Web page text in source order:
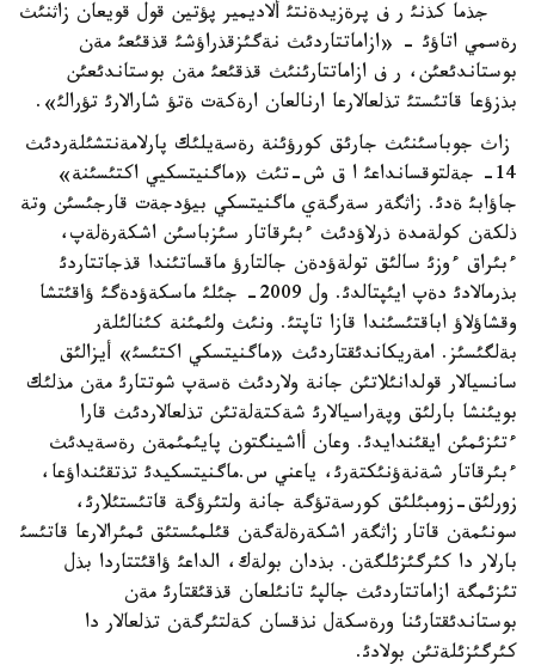
جذما كذنئ ر ف پرةزيدةنتئ ألاديمير پؤتين قول قويعان زاثنئث
رةسمي اتاؤئ - «ازاماتتاردئث نةگئزقذراؤشئ قذقئعئ مةن
بوستاندئعئن، ر ف ازاماتتارئنئث قذقئعئ مةن بوستاندئعئن
بذزؤعا قاتئستئ تذلعالارعا ارنالعان ارةكةت ةتؤ شارالارئ تؤرالئ».
زاث جوباسئنئث جارئق كورؤئنة رةسةيلئك پارلامةنتشئلةردئث
14- جةلتوقسانداعئ ا ق ش-تئث «ماگنيتسكيي اكتئسئنة»
جاؤابئ ةدئ. زاثگةر سةرگةي ماگنيتسكي بيؤدجةت قارجئسئن وتة
ذلكةن كولةمدة ذرلاؤدئث ءبئرقاتار سئزباسئن اشكةرةلةپ،
ءبئراق ءوزئ سالئق تولةؤدةن جالتارؤ ماقساتئندا قذجاتتاردئ
بذرمالادئ دةپ ايئپتالدئ. ول 2009- جئلئ ماسكةؤدةگئ ؤاقئتشا
وقشاؤلاؤ اباقتئسئندا قازا تاپتئ. ونئث ولئمئنة كئنالئلةر
بةلگئسئز. امةريكاندئقتاردئث «ماگنيتسكي اكتئسئ» أيزالئق
سانسيالار قولدانئلاتئن جانة ولاردئث ةسةپ شوتتارئ مةن مذلئك
بويئنشا بارلئق وپةراسيالارئ شةكتةلةتئن تذلعالاردئث قارا
ءتئزئمئن ايقئندايدئ. وعان أاشينگتون پايئمئمةن رةسةيدئث
ءبئرقاتار شةنةؤنئكتةرئ، ياعني س.ماگنيتسكيدئ تذتقئنداؤعا،
زورلئق-زومبئلئق كورسةتؤگة جانة ولتئرؤگة قاتئستئلارئ،
سونئمةن قاتار زاثگةر اشكةرةلةگةن قئلمئستئق ئمئرالارعا قاتئسئ
بارلار دا كئرگئزئلگةن. بذدان بولةك، الداعئ ؤاقئتتاردا بذل
تئزئمگة ازاماتتاردئث جالپئ تانئلعان قذقئقتارئ مةن
بوستاندئقتارئنا ورةسكةل نذقسان كةلتئرگةن تذلعالار دا
كئرگئزئلةتئن بولادئ.